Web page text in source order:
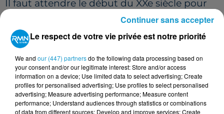
Il faut attendre le début du XXe siècle pour
que le muguet devienne officiellement le
symbole du 1er mai, d’abord à Paris, puis
dans toute la France à partir de la moitié du
XXe siècle. Et, si cette fleur s’est imposée à
cette date, c’est aussi parce qu’elle fleurit au
début du printemps.Le muguet est, depuis
l’Antiquité, la plante idéale pour célébrer la
Le respect de votre vie privée est notre priorité
We and our (447) partnersdo the following data processing based on
your consent and/or our legitimate interest: Store and/or access
information on a device; Use limited data to select advertising; Create
profiles for personalised advertising; Use profiles to select personalised
advertising; Measure advertising performance; Measure content
performance; Understand audiences through statistics or combinations
of data from different sources; Develop and improve services; Create
Continuer sans accepter